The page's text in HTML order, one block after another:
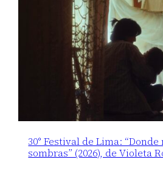
30° Festival de Lima: “Donde
sombras” (2026), de Violeta